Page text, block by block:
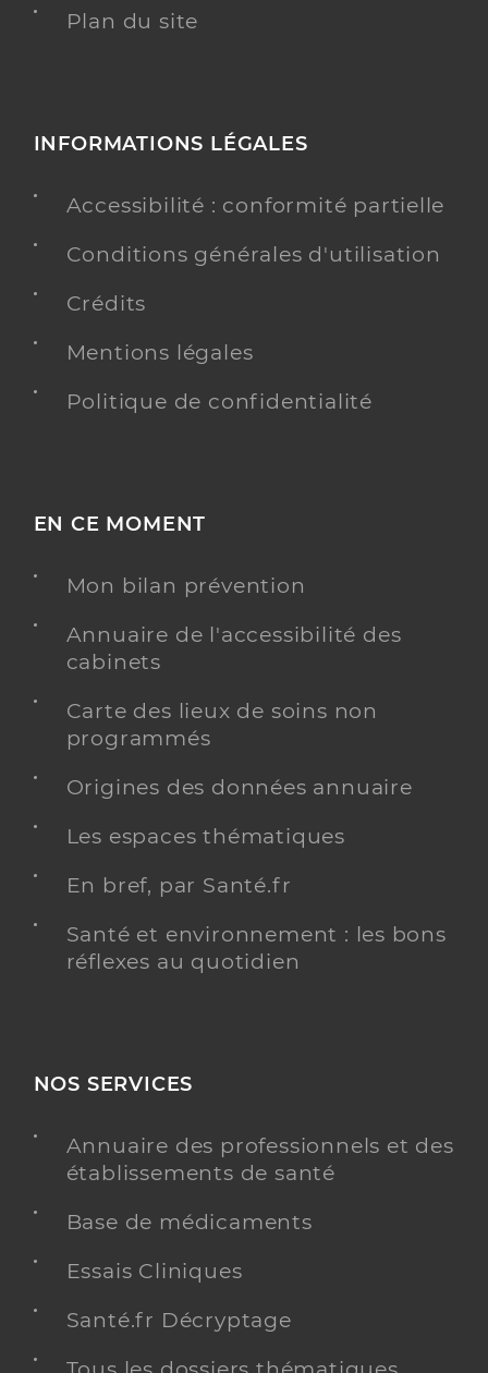
Plan du site
INFORMATIONS LÉGALES
Accessibilité : conformité partielle
Conditions générales d'utilisation
Crédits
Mentions légales
Politique de confidentialité
EN CE MOMENT
Mon bilan prévention
Annuaire de l'accessibilité des
cabinets
Carte des lieux de soins non
programmés
Origines des données annuaire
Les espaces thématiques
En bref, par Santé.fr
Santé et environnement : les bons
réflexes au quotidien
NOS SERVICES
Annuaire des professionnels et des
établissements de santé
Base de médicaments
Essais Cliniques
Santé.fr Décryptage